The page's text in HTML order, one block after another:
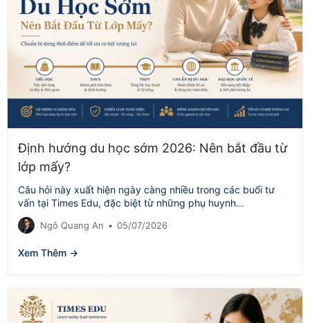
Định hướng du học sớm 2026: Nên bắt đầu từ
lớp mấy?
Câu hỏi này xuất hiện ngày càng nhiều trong các buổi tư
vấn tại Times Edu, đặc biệt từ những phụ huynh…
Ngô Quang An • 05/07/2026
Xem Thêm →